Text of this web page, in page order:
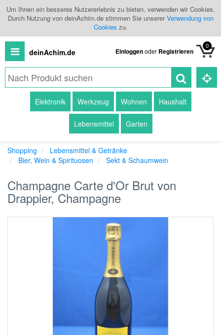
Um Ihnen ein besseres Nutzererlebnis zu bieten, verwenden wir Cookies.
Durch Nutzung von deinAchim.de stimmen Sie unsererVerwendung von
Cookies zu.
deinAchim.de Einloggenoder Registrieren
0
Produkte
Händlerübersicht
Elektronik Werkzeug Wohnen Haushalt
Lebensmittel Garten
Shopping
Lebensmittel & Getränke
Bier, Wein & Spirituosen
Sekt & Schaumwein
Champagne Carte d'Or Brut von
Drappier, Champagne